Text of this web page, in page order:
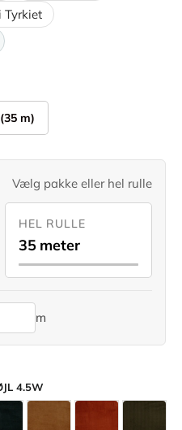
Tyrkiet
m)
Vælg pakke eller hel rulle
HEL RULLE
35 meter
m
4.5W